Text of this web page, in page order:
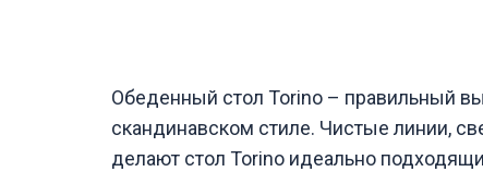
Обеденный стол Torino – правильный
скандинавском стиле. Чистые линии,
делают стол Torino идеально